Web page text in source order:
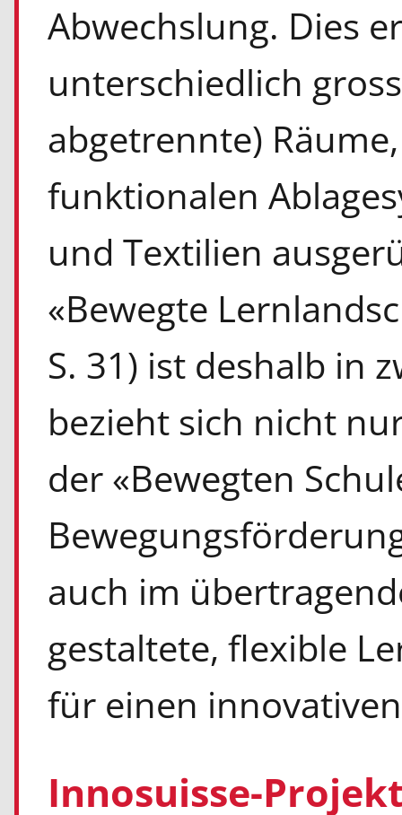
Abwechslung. Dies
unterschiedlich
abgetrennte)
funktionalen
und Textilien
«Bewegte
S. 31) ist deshalb in
bezieht sich nicht
der «Bewegten
auch im
gestaltete, flexible
für einen
Innosuisse-